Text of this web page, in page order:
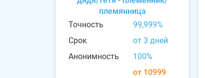
племянница
Точность
99,999%
Срок
от 3 дней
Анонимность
100%
от 10999